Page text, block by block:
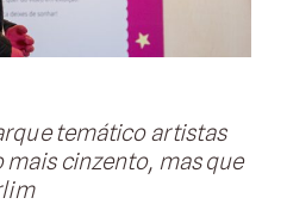
temático artistas
cinzento, mas que